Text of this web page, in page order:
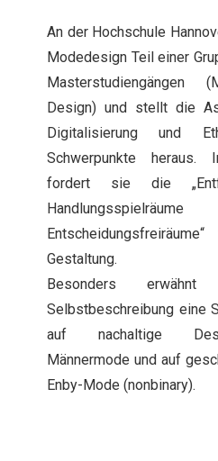
An der Hochschule
Modedesign Teil einer
Masterstudiengängen
Design) und stellt die
Digitalisierung und
Schwerpunkte heraus.
fordert sie die
Gestaltung.
Besonders
Selbstbeschreibung eine
auf nachaltige
Männermode und auf
Enby-Mode (nonbinary).